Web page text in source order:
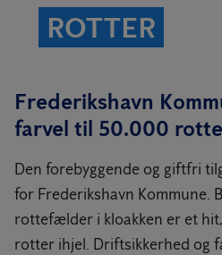
ROTTER
Frederikshavn
farvel til 50.000
Den forebyggende og giftfri
for Frederikshavn Kommune.
rottefælder i kloakken er et
rotter ihjel. Driftsikkerhed og